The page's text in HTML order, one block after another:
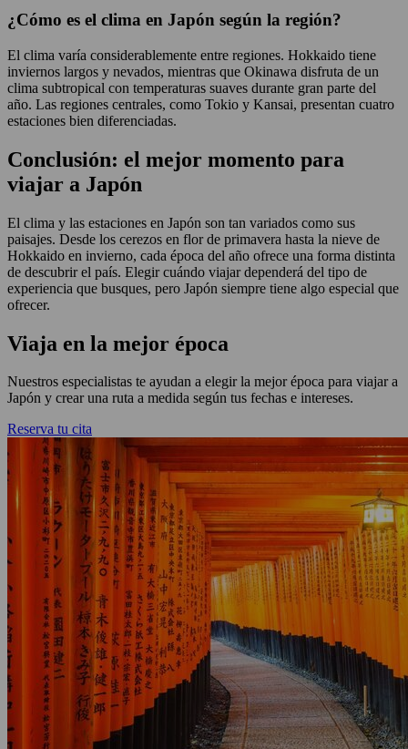
¿Cómo es el clima en Japón según la región?
El clima varía considerablemente entre regiones. Hokkaido tiene
inviernos largos y nevados, mientras que Okinawa disfruta de un
clima subtropical con temperaturas suaves durante gran parte del
año. Las regiones centrales, como Tokio y Kansai, presentan cuatro
estaciones bien diferenciadas.
Conclusión: el mejor momento para
viajar a Japón
El clima y las estaciones en Japón son tan variados como sus
paisajes. Desde los cerezos en flor de primavera hasta la nieve de
Hokkaido en invierno, cada época del año ofrece una forma distinta
de descubrir el país. Elegir cuándo viajar dependerá del tipo de
experiencia que busques, pero Japón siempre tiene algo especial que
ofrecer.
Viaja en la mejor época
Nuestros especialistas te ayudan a elegir la mejor época para viajar a
Japón y crear una ruta a medida según tus fechas e intereses.
Reserva tu cita